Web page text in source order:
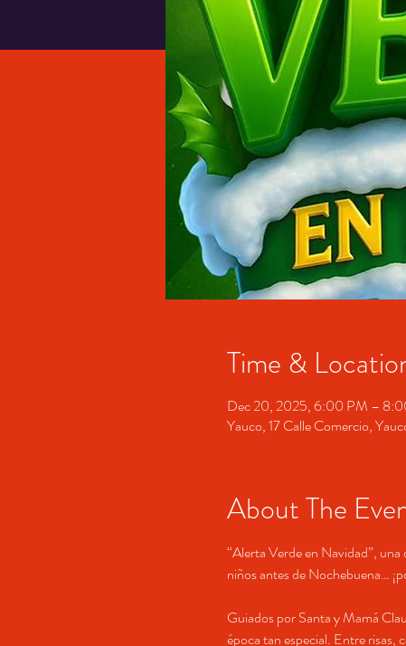
Time &
Dec 20, 2025, 6:00 PM –
Yauco, 17 Calle Comercio,
About The
“Alerta Verde en Navidad”,
niños antes de Nochebuena…
Guiados por Santa y Mamá
época tan especial. Entre risas,